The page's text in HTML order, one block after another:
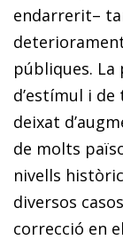
endarrerit–
públiques.
d’estímul i
deixat
de molts
nivells
diversos
correcció en